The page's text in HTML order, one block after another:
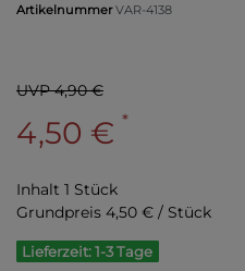
ArtikelnummerVAR-4138
UVP 4,90 €
4,50 € *
Inhalt 1 Stück
Grundpreis 4,50 € / Stück
Lieferzeit: 1-3 Tage